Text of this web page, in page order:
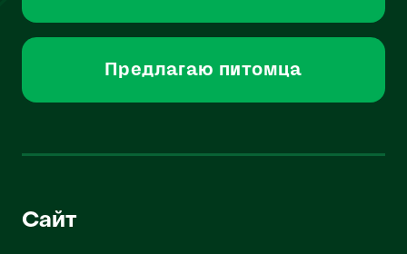
Предлагаю питомца
Сайт